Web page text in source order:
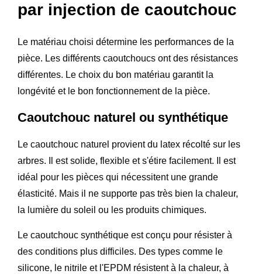
par injection de caoutchouc
Le matériau choisi détermine les performances de la
pièce. Les différents caoutchoucs ont des résistances
différentes. Le choix du bon matériau garantit la
longévité et le bon fonctionnement de la pièce.
Caoutchouc naturel ou synthétique
Le caoutchouc naturel provient du latex récolté sur les
arbres. Il est solide, flexible et s'étire facilement. Il est
idéal pour les pièces qui nécessitent une grande
élasticité. Mais il ne supporte pas très bien la chaleur,
la lumière du soleil ou les produits chimiques.
Le caoutchouc synthétique est conçu pour résister à
des conditions plus difficiles. Des types comme le
silicone, le nitrile et l'EPDM résistent à la chaleur, à